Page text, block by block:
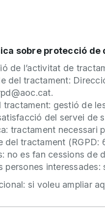
sobre protecció de
de l’activitat de
del tractament:
tractament: gestió de
del servei de
tractament necessari
del tractament (RGPD:
no es fan cessions de
persones
si voleu ampliar